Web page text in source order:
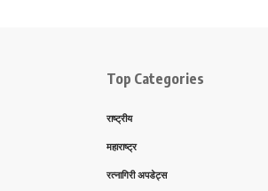
Top Categories
राष्ट्रीय
महाराष्ट्र
रत्नागिरी अपडेट्स